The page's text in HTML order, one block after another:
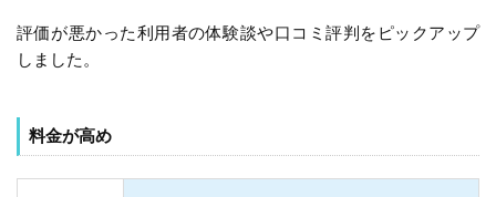
評価が悪かった利用者の体験談や口コミ評判をピックアップ
しました。
料金が高め